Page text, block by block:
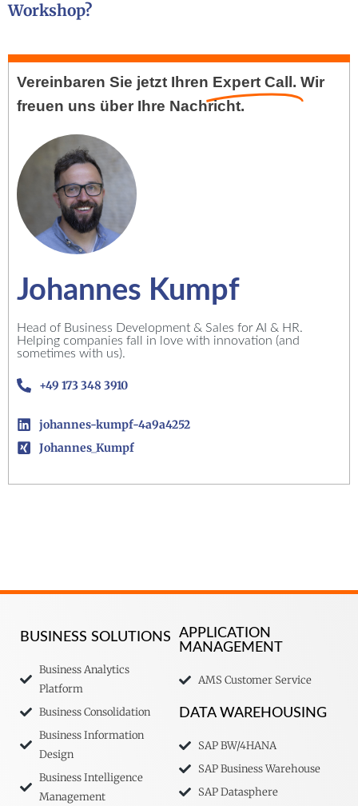
Workshop?
Vereinbaren Sie jetzt Ihren Expert Call. Wir
freuen uns über Ihre Nachricht.
Johannes Kumpf
Head of Business Development & Sales for AI & HR.
Helping companies fall in love with innovation (and
sometimes with us).
+49 173 348 3910
johannes-kumpf-4a9a4252
Johannes_Kumpf
BUSINESS SOLUTIONS
Business Analytics
Platform
Business Consolidation
Business Information
Design
Business Intelligence
Management
APPLICATION
MANAGEMENT
AMS Customer Service
DATA WAREHOUSING
SAP BW/4HANA
SAP Business Warehouse
SAP Datasphere